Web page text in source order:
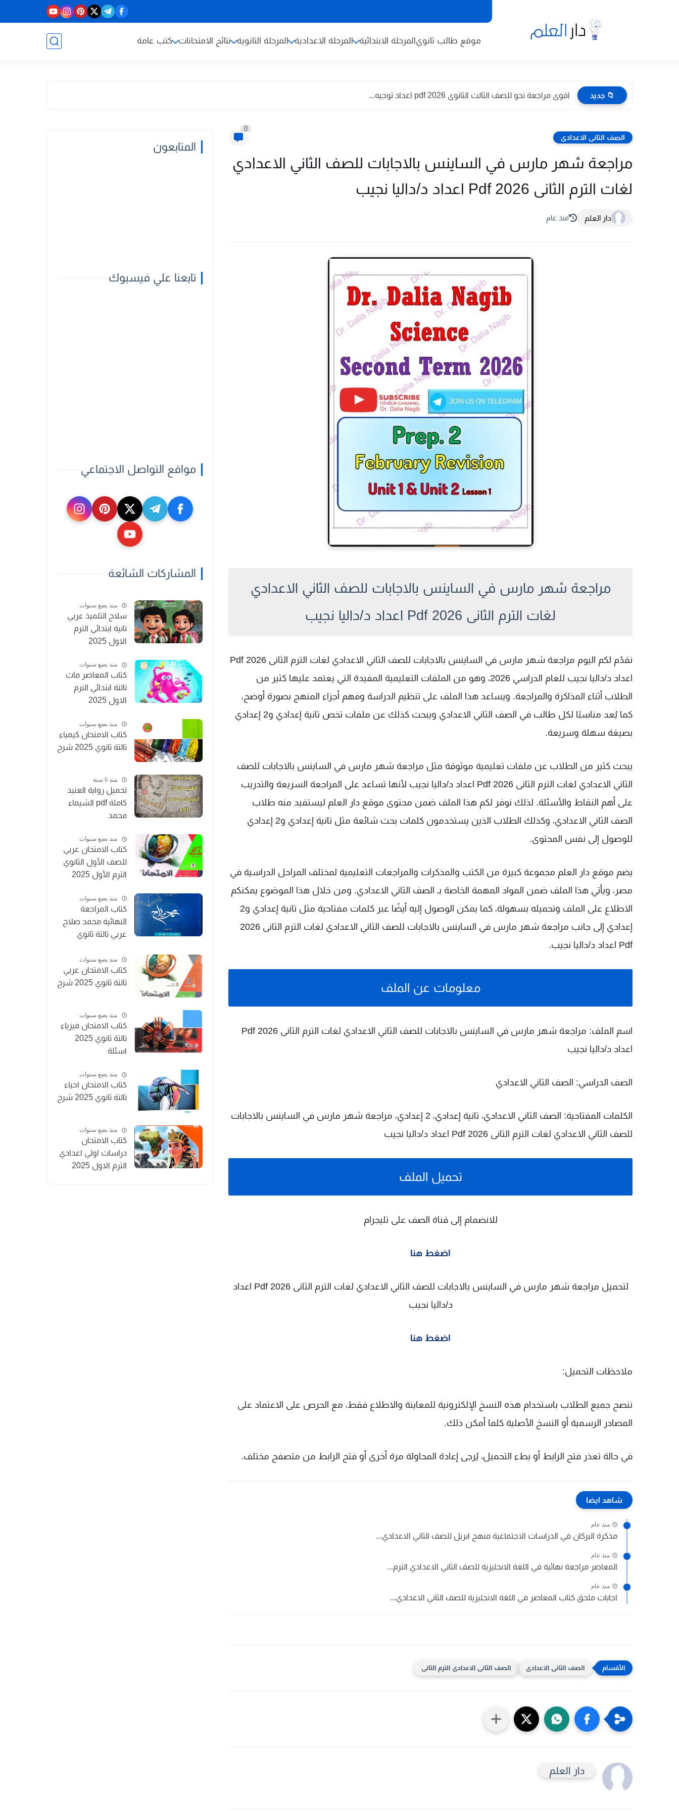
موقع طالب ثانويالمرحلة الابتدائية المرحلة الاعدادية المرحلة الثانوية نتائج الامتحانات كتب عامة
📁 جديد اقوى مراجعة نحو للصف الثالث الثانوى 2026 pdf اعداد توجيه...
الصف الثانى الاعدادى
0
مراجعة شهر مارس في الساينس بالاجابات للصف الثاني الاعدادي
لغات الترم الثانى 2026 Pdf اعداد د/داليا نجيب
دار العلم منذ عام
مراجعة شهر مارس في الساينس بالاجابات للصف الثاني الاعدادي
لغات الترم الثانى 2026 Pdf اعداد د/داليا نجيب
نقدّم لكم اليوم
مراجعة شهر مارس في الساينس بالاجابات للصف الثاني الاعدادي لغات الترم الثانى 2026 Pdf
اعداد د/داليا نجيب
للعام الدراسي 2026، وهو من الملفات التعليمية المفيدة التي يعتمد عليها كثير من
الطلاب أثناء المذاكرة والمراجعة. ويساعد هذا الملف على تنظيم الدراسة وفهم أجزاء المنهج بصورة أوضح،
كما يُعد مناسبًا لكل طالب في الصف الثاني الاعدادي ويبحث كذلك عن ملفات تخص تانية إعدادي و2 إعدادي
بصيغة سهلة وسريعة.
يبحث كثير من الطلاب عن ملفات تعليمية موثوقة مثل مراجعة شهر مارس في الساينس بالاجابات للصف
الثاني الاعدادي لغات الترم الثانى 2026 Pdf اعداد د/داليا نجيب
لأنها تساعد على المراجعة السريعة والتدريب
على أهم النقاط والأسئلة. لذلك نوفر لكم هذا الملف ضمن محتوى موقع دار العلم ليستفيد منه طلاب
الصف الثاني الاعدادي، وكذلك الطلاب الذين يستخدمون كلمات بحث شائعة مثل تانية إعدادي و2 إعدادي
للوصول إلى نفس المحتوى.
يضم موقع دار العلم مجموعة كبيرة من الكتب والمذكرات والمراجعات التعليمية لمختلف المراحل الدراسية في
مصر، ويأتي هذا الملف ضمن المواد المهمة الخاصة بـ الصف الثاني الاعدادي. ومن خلال هذا الموضوع يمكنكم
الاطلاع على الملف وتحميله بسهولة، كما يمكن الوصول إليه أيضًا عبر كلمات مفتاحية مثل تانية إعدادي و2
إعدادي إلى جانب
مراجعة شهر مارس في الساينس بالاجابات للصف الثاني الاعدادي لغات الترم الثانى 2026
Pdf اعداد د/داليا نجيب
.
معلومات عن الملف
اسم الملف:
مراجعة شهر مارس في الساينس بالاجابات للصف الثاني الاعدادي لغات الترم الثانى 2026 Pdf
اعداد د/داليا نجيب
الصف الدراسي: الصف الثاني الاعدادي
الكلمات المفتاحية:
الصف الثاني الاعدادي، تانية إعدادي، 2 إعدادي، مراجعة شهر مارس في الساينس بالاجابات
للصف الثاني الاعدادي لغات الترم الثانى 2026 Pdf اعداد د/داليا نجيب
تحميل الملف
للانضمام إلى قناة الصف على تليجرام
اضغط هنا
لتحميل مراجعة شهر مارس في الساينس بالاجابات للصف الثاني الاعدادي لغات الترم الثانى 2026 Pdf اعداد
د/داليا نجيب
اضغط هنا
ملاحظات التحميل:
ننصح جميع الطلاب باستخدام هذه النسخ الإلكترونية للمعاينة والاطلاع فقط، مع الحرص على الاعتماد على
المصادر الرسمية أو النسخ الأصلية كلما أمكن ذلك.
في حالة تعذر فتح الرابط أو بطء التحميل، يُرجى إعادة المحاولة مرة أخرى أو فتح الرابط من متصفح مختلف.
شاهد ايضا
منذ عام
مذكرة البركان في الدراسات الاجتماعية منهج ابريل للصف الثاني الاعدادي...
منذ عام
المعاصر مراجعة نهائية في اللغة الانجليزية للصف الثاني الاعدادي الترم...
منذ عام
اجابات ملحق كتاب المعاصر في اللغة الانجليزية للصف الثاني الاعدادي...
الصف الثانى الاعدادى الصف الثانى الاعدادى الترم الثانى
دار العلم
المتابعون
تابعنا علي فيسبوك
مواقع التواصل الاجتماعي
المشاركات الشائعة
منذ بضع سنوات
سلاح التلميذ عربي
تانية ابتدائي الترم
الاول 2025
منذ بضع سنوات
كتاب المعاصر ماث
تالتة ابتدائي الترم
الاول 2025
منذ بضع سنوات
كتاب الامتحان كيمياء
تالتة ثانوي 2025 شرح
منذ 6 سنة
تحميل رواية العنيد
كاملة pdf الشيماء
محمد
منذ بضع سنوات
كتاب الامتحان عربي
للصف الأول الثانوي
الترم الأول 2025
منذ بضع سنوات
كتاب المراجعة
النهائية محمد صلاح
عربي تالتة ثانوي
منذ بضع سنوات
كتاب الامتحان عربي
تالتة ثانوي 2025 شرح
منذ بضع سنوات
كتاب الامتحان فيزياء
تالتة ثانوي 2025
اسئلة
منذ بضع سنوات
كتاب الامتحان احياء
تالتة ثانوي 2025 شرح
منذ بضع سنوات
كتاب الامتحان
دراسات اولي اعدادي
الترم الاول 2025